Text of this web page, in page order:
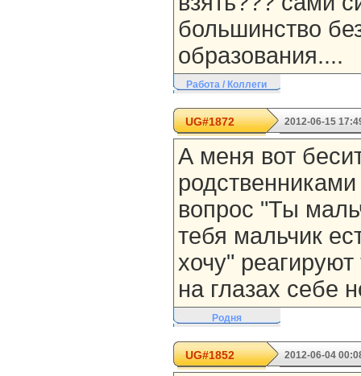
большинство
образования....
Работа / Коллеги
UG#1872 2012-06-15
А меня вот
вопрос "Ты
тебя мальчик
хочу" реагируют
на глазах себе
Родня
UG#1852 2012-06-04